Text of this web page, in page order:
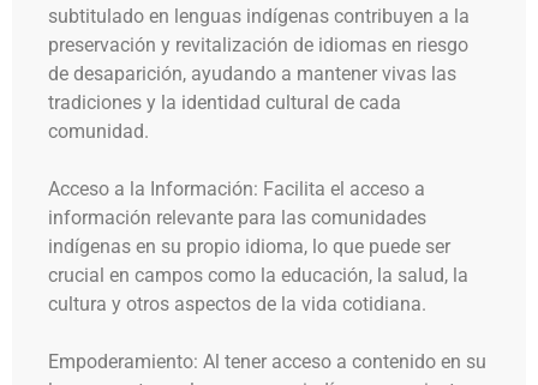
subtitulado en lenguas indígenas contribuyen a la
preservación y revitalización de idiomas en riesgo
de desaparición, ayudando a mantener vivas las
tradiciones y la identidad cultural de cada
comunidad.
Acceso a la Información: Facilita el acceso a
información relevante para las comunidades
indígenas en su propio idioma, lo que puede ser
crucial en campos como la educación, la salud, la
cultura y otros aspectos de la vida cotidiana.
Empoderamiento: Al tener acceso a contenido en su